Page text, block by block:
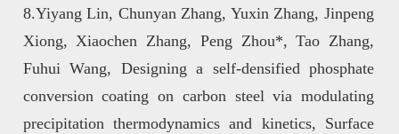
8.Yiyang Lin, Chunyan Zhang, Yuxin Zhang, Jinpeng
Xiong, Xiaochen Zhang, Peng Zhou*, Tao Zhang,
Fuhui Wang, Designing a self-densified phosphate
conversion coating on carbon steel via modulating
precipitation thermodynamics and kinetics, Surface